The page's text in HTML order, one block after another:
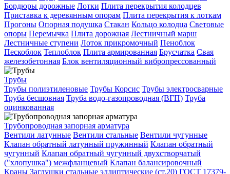
Бордюры дорожные Лотки Плита перекрытия колодцев
Приставка к деревянным опорам Плита перекрытия к лоткам
Прогоны Опорная подушка Стакан Кольцо колодца Световые
опоры Перемычка Плита дорожная Лестничный марш
Лестничные ступени Лоток прикромочный Пеноблок
Пескоблок Теплоблок Плита армированная Брусчатка Свая
железобетонная Блок вентиляционный вибропрессованный
Трубы
Трубы полиэтиленовые Трубы Корсис Трубы электросварные
Труба бесшовная Труба водо-газопроводная (ВГП) Труба
оцинкованная
Трубопроводная запорная арматура
Вентили латунные Вентили стальные Вентили чугунные
Клапан обратный латунный пружинный Клапан обратный
чугунный Клапан обратный чугунный двухстворчатый
("хлопушка") межфланцевый Клапан балансировочный
Краны Заглушки стальные эллиптические (ст.20) ГОСТ 17379-